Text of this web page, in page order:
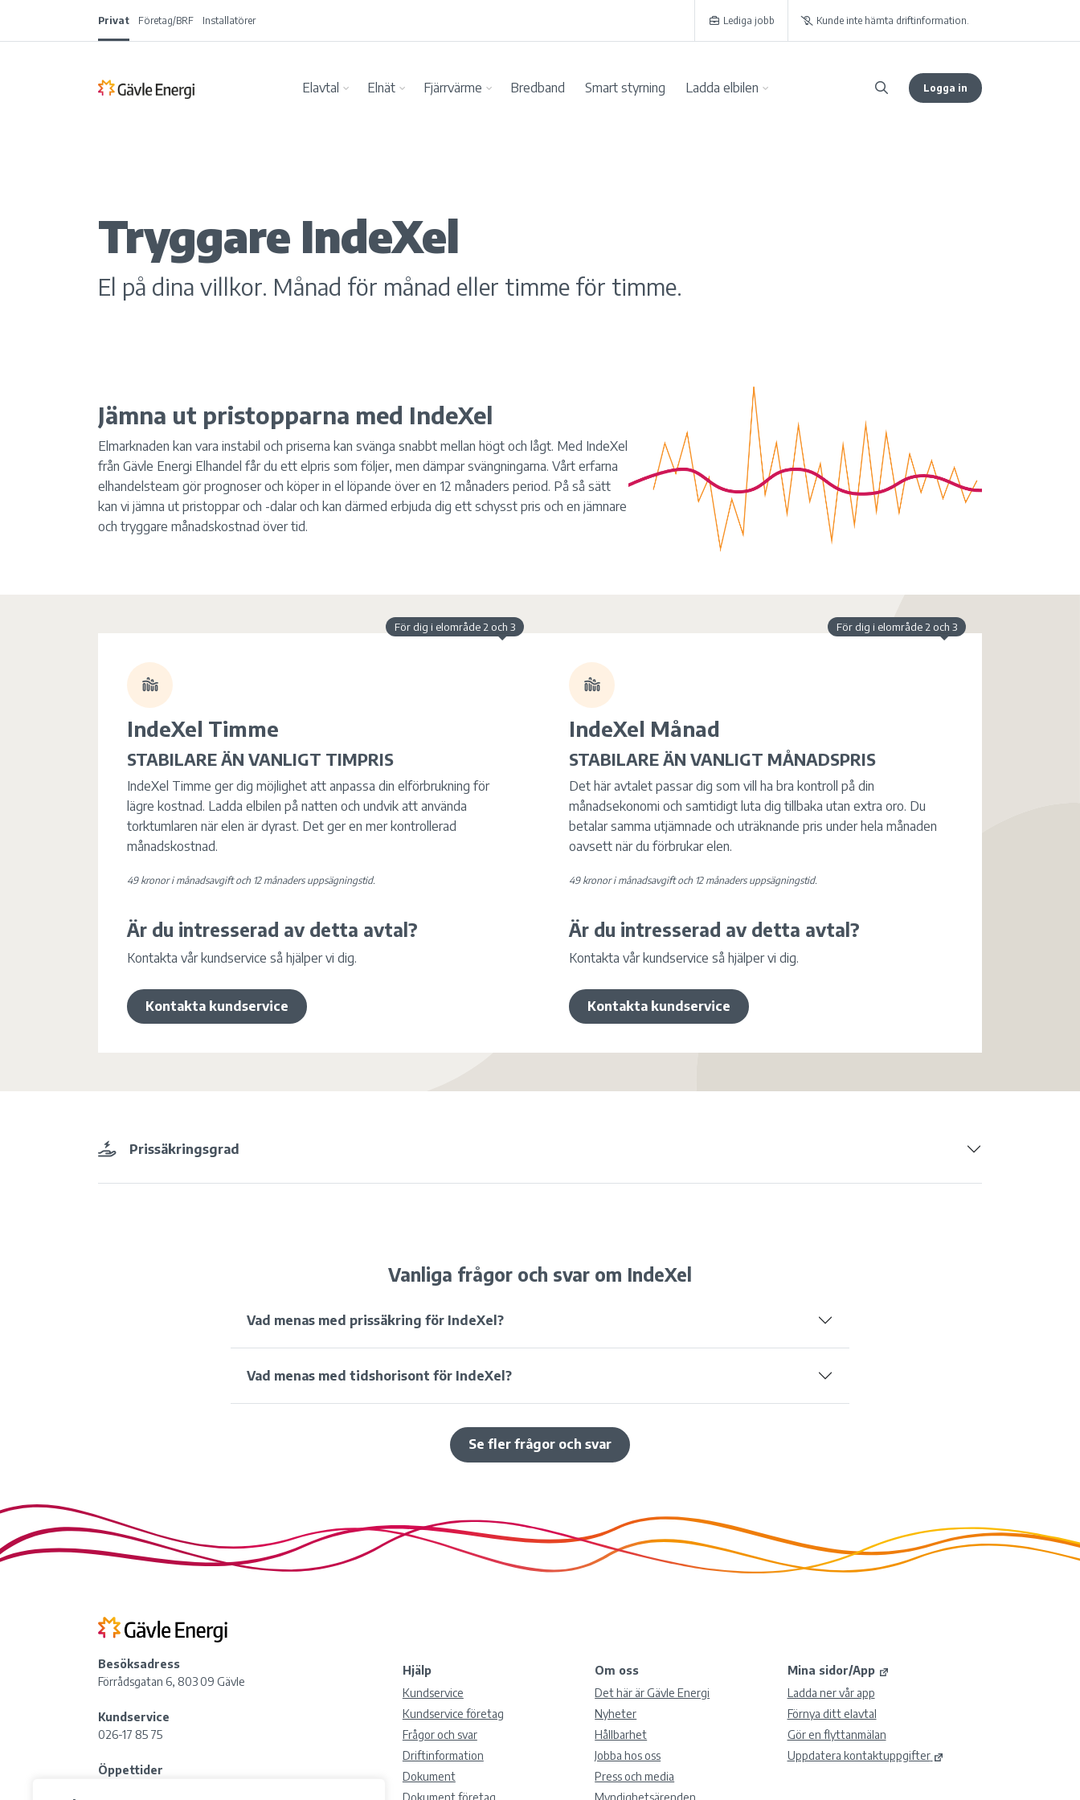
Privat Företag/BRF Installatörer Lediga jobb Kunde inte hämta driftinformation.
Elavtal Elnät Fjärrvärme Bredband Smart styrning Ladda elbilen Logga in
Tryggare IndeXel
El på dina villkor. Månad för månad eller timme för timme.
Jämna ut pristopparna med IndeXel
Elmarknaden kan vara instabil och priserna kan svänga snabbt mellan högt och lågt. Med IndeXel
från Gävle Energi Elhandel får du ett elpris som följer, men dämpar svängningarna. Vårt erfarna
elhandelsteam gör prognoser och köper in el löpande över en 12 månaders period. På så sätt
kan vi jämna ut pristoppar och -dalar och kan därmed erbjuda dig ett schysst pris och en jämnare
och tryggare månadskostnad över tid.
För dig i elområde 2 och 3
IndeXel Timme
STABILARE ÄN VANLIGT TIMPRIS
IndeXel Timme ger dig möjlighet att anpassa din elförbrukning för
lägre kostnad. Ladda elbilen på natten och undvik att använda
torktumlaren när elen är dyrast. Det ger en mer kontrollerad
månadskostnad.
49 kronor i månadsavgift och 12 månaders uppsägningstid.
Är du intresserad av detta avtal?
Kontakta vår kundservice så hjälper vi dig.
Kontakta kundservice
För dig i elområde 2 och 3
IndeXel Månad
STABILARE ÄN VANLIGT MÅNADSPRIS
Det här avtalet passar dig som vill ha bra kontroll på din
månadsekonomi och samtidigt luta dig tillbaka utan extra oro. Du
betalar samma utjämnade och uträknande pris under hela månaden
oavsett när du förbrukar elen.
49 kronor i månadsavgift och 12 månaders uppsägningstid.
Är du intresserad av detta avtal?
Kontakta vår kundservice så hjälper vi dig.
Kontakta kundservice
Prissäkringsgrad
Vanliga frågor och svar om IndeXel
Vad menas med prissäkring för IndeXel?
Vad menas med tidshorisont för IndeXel?
Se fler frågor och svar
Besöksadress
Förrådsgatan 6, 803 09 Gävle
Kundservice
026-17 85 75
Öppettider
Hjälp
Kundservice
Kundservice företag
Frågor och svar
Driftinformation
Dokument
Om oss
Det här är Gävle Energi
Nyheter
Hållbarhet
Jobba hos oss
Press och media
Mina sidor/App
Ladda ner vår app
Förnya ditt elavtal
Gör en flyttanmälan
Uppdatera kontaktuppgifter